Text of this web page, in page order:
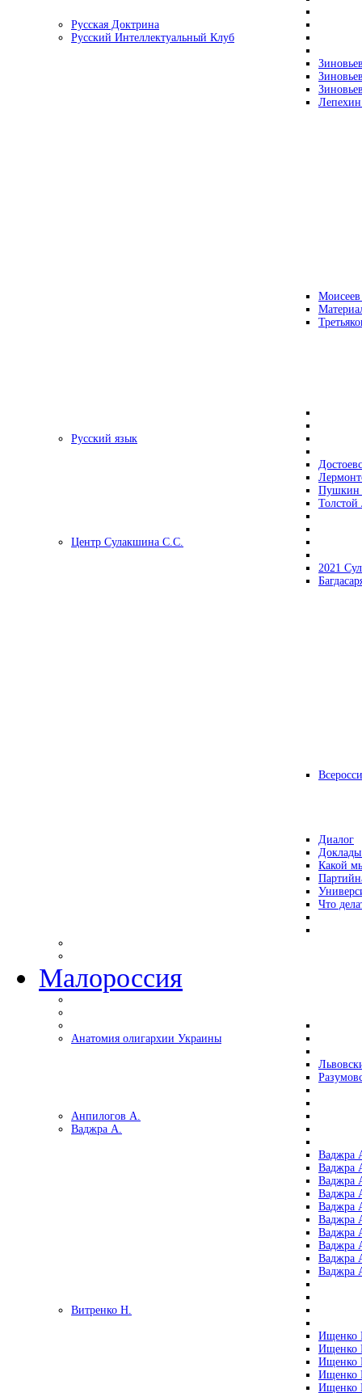
Русская Доктрина
Русский Интеллектуальный Клуб
Русский язык
Центр Сулакшина С.С.
2021
Диалог
Какой
Что
Малороссия
Анатомия олигархии Украины
Анпилогов А.
Ваджра А.
Ваджра
Ваджра
Ваджра
Ваджра
Ваджра
Ваджра
Ваджра
Ваджра
Ваджра
Ваджра
Витренко Н.
Ищенко
Ищенко
Ищенко
Ищенко
Ищенко